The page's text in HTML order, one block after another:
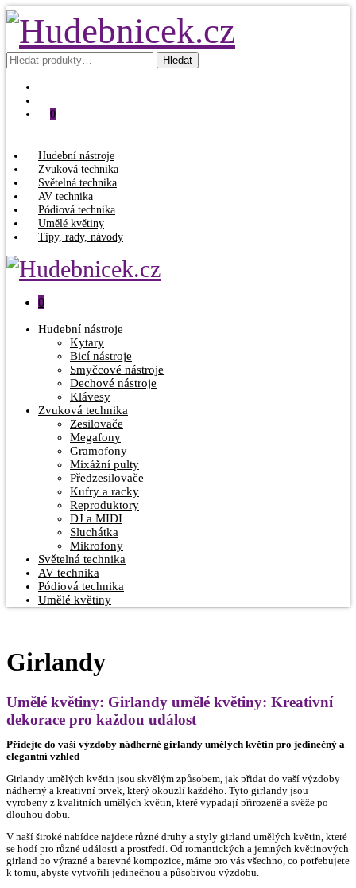
Hledat: Hledat
0
Hudební nástroje
Zvuková technika
Světelná technika
AV technika
Pódiová technika
Umělé květiny
Tipy, rady, návody
0
Hudební nástroje
Kytary
Bicí nástroje
Smyčcové nástroje
Dechové nástroje
Klávesy
Zvuková technika
Zesilovače
Megafony
Gramofony
Mixážní pulty
Předzesilovače
Kufry a racky
Reproduktory
DJ a MIDI
Sluchátka
Mikrofony
Světelná technika
AV technika
Pódiová technika
Umělé květiny
Girlandy
Umělé květiny: Girlandy umělé květiny: Kreativní
dekorace pro každou událost
Přidejte do vaší výzdoby nádherné girlandy umělých květin pro jedinečný a
elegantní vzhled
Girlandy umělých květin jsou skvělým způsobem, jak přidat do vaší výzdoby
nádherný a kreativní prvek, který okouzlí každého. Tyto girlandy jsou
vyrobeny z kvalitních umělých květin, které vypadají přirozeně a svěže po
dlouhou dobu.
V naší široké nabídce najdete různé druhy a styly girland umělých květin, které
se hodí pro různé události a prostředí. Od romantických a jemných květinových
girland po výrazné a barevné kompozice, máme pro vás všechno, co potřebujete
k tomu, abyste vytvořili jedinečnou a působivou výzdobu.